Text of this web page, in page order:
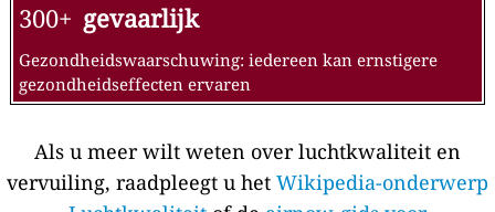
300+ gevaarlijk
Gezondheidswaarschuwing: iedereen kan ernstigere
gezondheidseffecten ervaren
Als u meer wilt weten over luchtkwaliteit en
vervuiling, raadpleegt u het Wikipedia-onderwerp